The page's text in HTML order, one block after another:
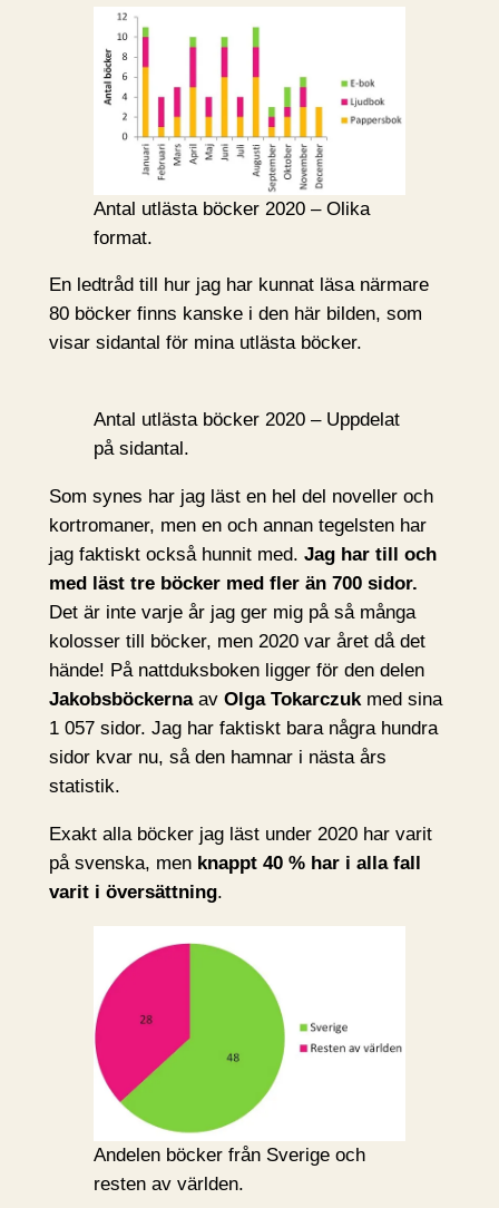
Antal utlästa böcker 2020 – Olika
format.
En ledtråd till hur jag har kunnat läsa närmare
80 böcker finns kanske i den här bilden, som
visar sidantal för mina utlästa böcker.
Antal utlästa böcker 2020 – Uppdelat
på sidantal.
Som synes har jag läst en hel del noveller och
kortromaner, men en och annan tegelsten har
jag faktiskt också hunnit med. Jag har till och
med läst tre böcker med fler än 700 sidor.
Det är inte varje år jag ger mig på så många
kolosser till böcker, men 2020 var året då det
hände! På nattduksboken ligger för den delen
Jakobsböckernaav Olga Tokarczuk med sina
1 057 sidor. Jag har faktiskt bara några hundra
sidor kvar nu, så den hamnar i nästa års
statistik.
Exakt alla böcker jag läst under 2020 har varit
på svenska, men knappt 40 % har i alla fall
varit i översättning.
Andelen böcker från Sverige och
resten av världen.